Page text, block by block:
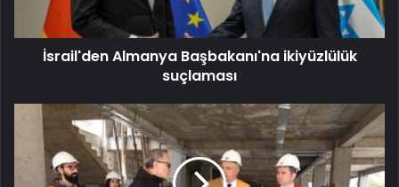
İsrail'den Almanya Başbakanı'na ikiyüzlülük
suçlaması